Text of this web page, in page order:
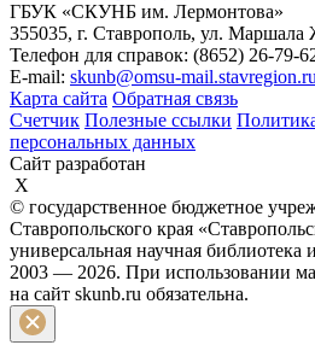
ГБУК «СКУНБ им. Лермонтова»
355035, г. Ставрополь, ул. Маршала
Телефон для справок: (8652) 26-79-
E-mail: skunb@omsu-mail.stavregion.ru
Карта сайта Обратная связь
Счетчик Полезные ссылки
персональных данных
Сайт разработан
X
© государственное бюджетное
Ставропольского края
универсальная научная
2003 — 2026. При использовании
на сайт skunb.ru обязательна.